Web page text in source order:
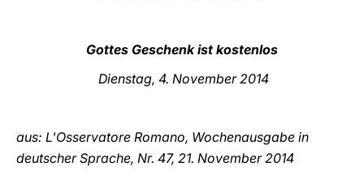
Gottes Geschenk ist kostenlos
Dienstag, 4. November 2014
aus: L'Osservatore Romano, Wochenausgabe in
deutscher Sprache, Nr. 47, 21. November2014